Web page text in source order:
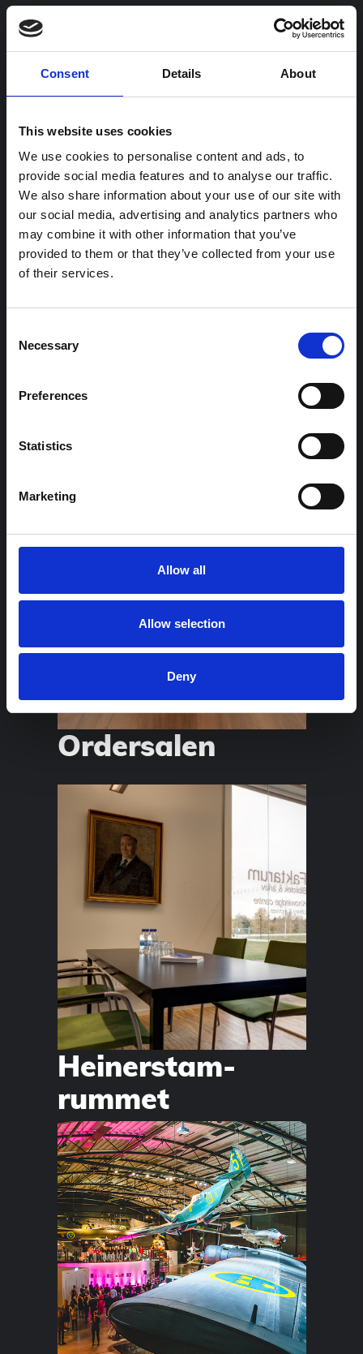
Consent Details About
This website uses cookies
We use cookies to personalise content and ads, to
provide social media features and to analyse our traffic.
We also share information about your use of our site with
our social media, advertising and analytics partners who
may combine it with other information that you’ve
provided to them or that they’ve collected from your use
of their services.
Selection
Necessary
Preferences
Statistics
Marketing
Allow all
Allow selection
Deny
Flygvapenmuseums
möteslokaler för konferens &
event
Hörsalen The
Saab Wing
Ordersalen
Heinerstam-
rummet